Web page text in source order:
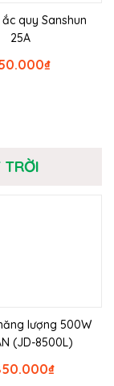
quy Sanshun
25A
₫
lượng 500W
(JD-8500L)
₫